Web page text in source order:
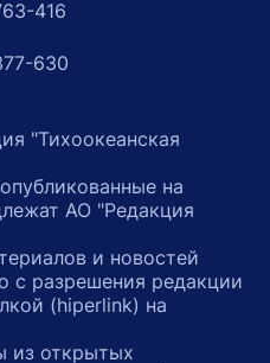
416
630
"Тихоокеанская
на
АО "Редакция
и новостей
с разрешения редакции
(hiperlink) на
из открытых